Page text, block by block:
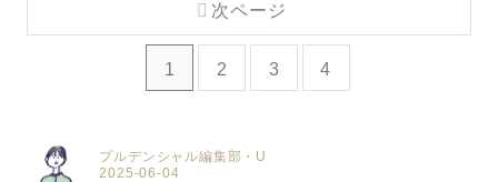
1 2 3 4
次ページ
2025-06-04
プルデンシャル編集部・U